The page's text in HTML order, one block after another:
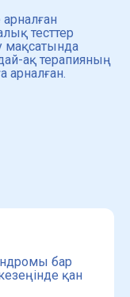
тесттер
мақсатында
ақ терапияның
арналған.
бар
қан